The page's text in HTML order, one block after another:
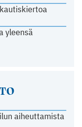
yleensä
aiheuttamista